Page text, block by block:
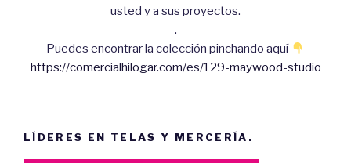
usted y a sus proyectos.
.
Puedes encontrar la colección pinchando aquí
https://comercialhilogar.com/es/129-maywood-studio
LÍDERES EN TELAS Y MERCERÍA.